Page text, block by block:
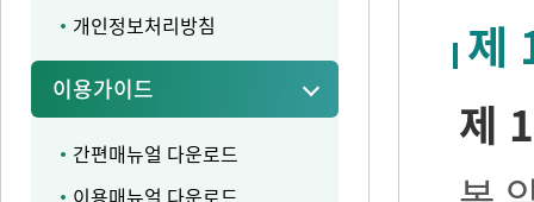
개인정보처리방침
이용가이드
간편매뉴얼 다운로드
이용매뉴얼 다운로드
제
제